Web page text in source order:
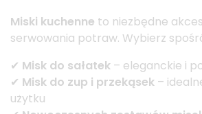
Miski kuchenne to niezbędne
serwowania potraw. Wybierz
✔ Misk do sałatek – eleganckie i
✔ Misk do zup i przekąsek –
użytku